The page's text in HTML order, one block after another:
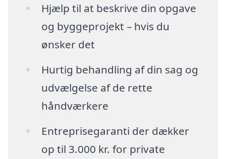
Hjælp til at beskrive din opgave
og byggeprojekt – hvis du
ønsker det
Hurtig behandling af din sag og
udvælgelse af de rette
håndværkere
Entreprisegaranti der dækker
op til 3.000 kr. for private